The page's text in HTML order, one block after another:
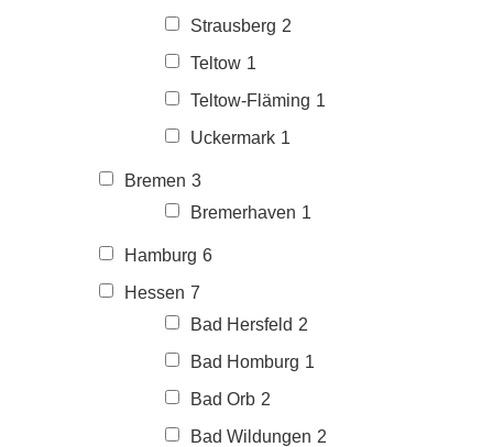
Strausberg 2
Teltow 1
Teltow-Fläming 1
Uckermark 1
Bremen 3
Bremerhaven 1
Hamburg 6
Hessen 7
Bad Hersfeld 2
Bad Homburg 1
Bad Orb 2
Bad Wildungen 2